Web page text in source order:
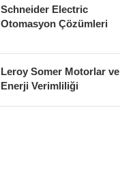
Schneider Electric
Otomasyon Çözümleri
Leroy Somer Motorlar ve
Enerji Verimliliği